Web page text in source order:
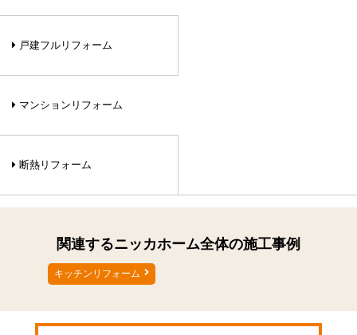
戸建フルリフォーム
マンションリフォーム
断熱リフォーム
関連するニッカホーム全体の施工事例
キッチンリフォーム